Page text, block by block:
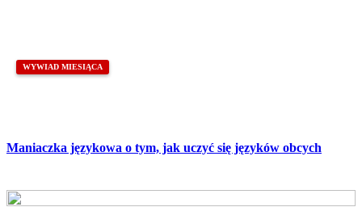
WYWIAD MIESIĄCA
Maniaczka językowa o tym, jak uczyć się języków obcych